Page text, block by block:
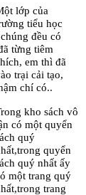
lớp của
tiểu học
đều có
từng tiêm
em thì đã
trại cải tạo,
chí có..
kho sách vô
có một quyển
quý
quyển
quý nhất ấy
một trang quý
trang